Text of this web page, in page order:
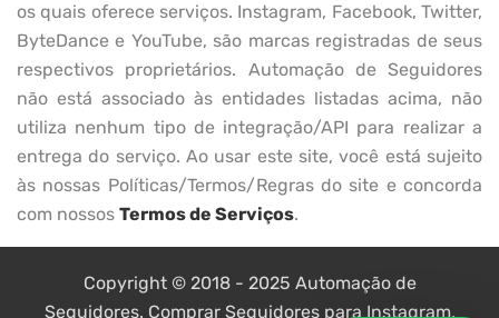
os quais oferece serviços. Instagram, Facebook, Twitter,
ByteDance e YouTube, são marcas registradas de seus
respectivos proprietários. Automação de Seguidores
não está associado às entidades listadas acima, não
utiliza nenhum tipo de integração/API para realizar a
entrega do serviço. Ao usar este site, você está sujeito
às nossas Políticas/Termos/Regras do site e concorda
com nossos Termos de Serviços.
Copyright © 2018 - 2025 Automação de
Seguidores. Comprar Seguidores para Instagram,